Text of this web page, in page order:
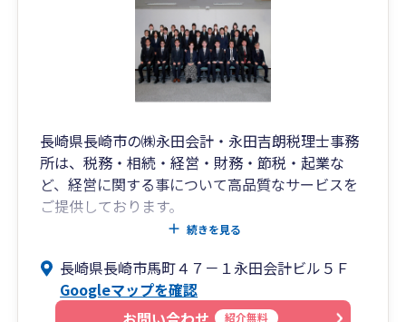
数字から次の一歩を考え、安心して前進できる経
営をサポートいたします。
03. IT・DXサポート
会計や経理のクラウド化・自動化、弥生シリーズ
をはじめとした会計ソフトの導入支援、データ連
携の最適化まで、IT専門スタッフが常駐し、経営
のデジタル化を支援しています。
PCやネットワークの不具合対応から業務効率化ま
で、ITが苦手な方も安心してご相談ください。
これからの時代、経営にはスピードと柔軟性が求
められます。
長崎県長崎市の㈱永田会計・永田吉朗税理士事務
所は、税務・相続・経営・財務・節税・起業な
ど、経営に関する事について高品質なサービスを
ご提供しております。
資金繰り・事業計画・経営計画・会社設立・財務
応・金融機関対応、 また経理指導・会計指導・専
門家による各種コンサルティングも行っておりま
すのでお気軽にご相談ください。
続きを見る
長崎県長崎市馬町４７－１永田会計ビル５Ｆ
Googleマップを確認
紹介無料